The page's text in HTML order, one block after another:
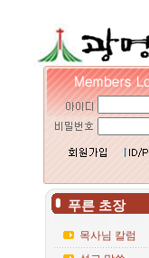
푸른 초장
목사님 칼럼